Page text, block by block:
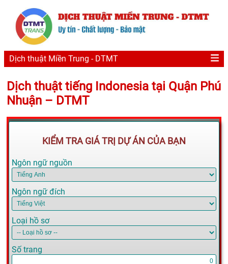
Dịch thuật Miền Trung - DTMT
Dịch thuật tiếng Indonesia tại Quận Phú
Nhuận – DTMT
KIỂM TRA GIÁ TRỊ DỰ ÁN CỦA BẠN
Ngôn ngữ nguồn
Ngôn ngữ đích
Loại hồ sơ
Số trang